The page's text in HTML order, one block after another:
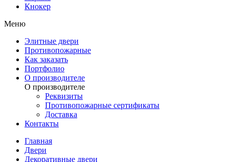
Кнокер
Меню
Элитные двери
Противопожарные
Как заказать
Портфолио
О производителе
О производителе
Реквизиты
Противопожарные сертификаты
Доставка
Контакты
Главная
Двери
Декоративные двери